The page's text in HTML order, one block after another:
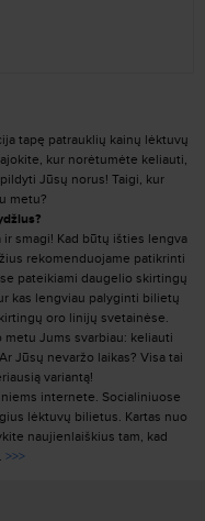
tapę patrauklių kainų lėktuvų
kur norėtumėte keliauti,
Jūsų norus! Taigi, kur
metu?
smagi! Kad būtų išties lengva
rekomenduojame patikrinti
pateikiami daugelio skirtingų
kas lengviau palyginti bilietų
oro linijų svetainėse.
metu Jums svarbiau: keliauti
Jūsų nevaržo laikas? Visa tai
variantą!
internete. Socialiniuose
lėktuvų bilietus. Kartas nuo
naujienlaiškius tam, kad
>>>